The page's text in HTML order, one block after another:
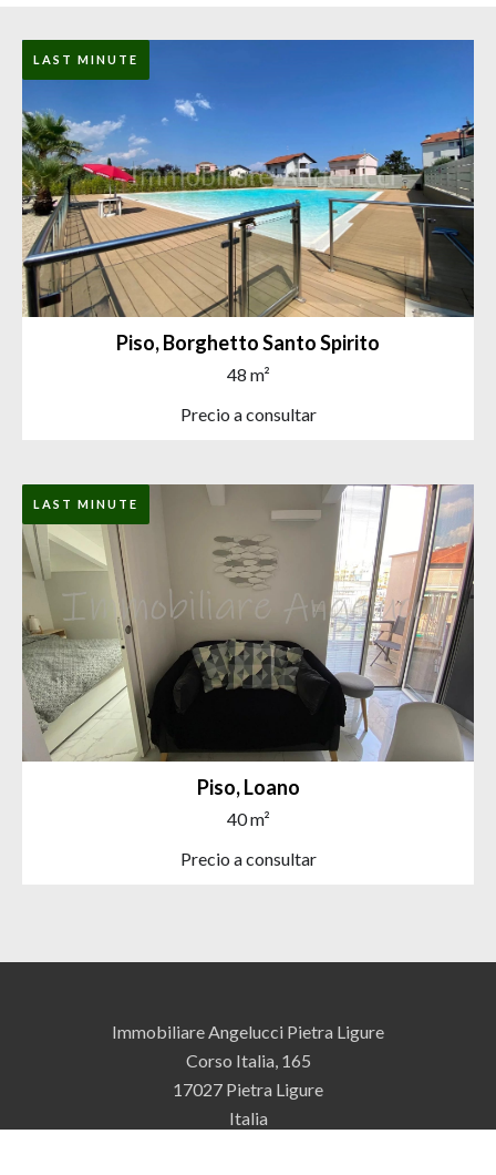
Piso, Borghetto Santo Spirito
48 m²
Precio a consultar
LAST MINUTE
Piso, Loano
40 m²
Precio a consultar
LAST MINUTE
Immobiliare Angelucci Pietra Ligure
Corso Italia, 165
17027 Pietra Ligure
Italia